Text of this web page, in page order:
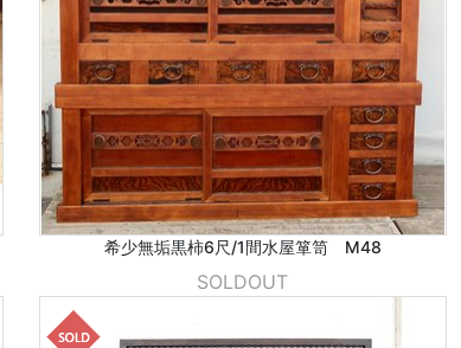
希少無垢黒柿6尺/1間水屋箪笥 M48
SOLDOUT